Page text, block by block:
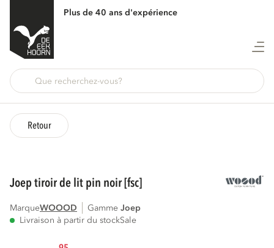
Plus de 40 ans d'expérience
Retour
joep tiroir de lit pin noir [fsc]
MarqueWOOOD Gamme joep
Livraison à partir du stockSale